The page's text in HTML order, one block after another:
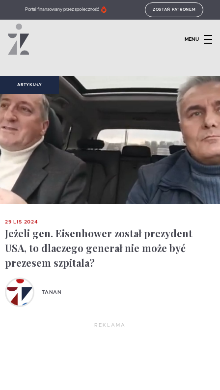
Portal finansowany przez społeczność ZOSTAŃ PATRONEM
MENU
ARTYKUŁY
29 LIS 2024
Jeżeli gen. Eisenhower został prezydent
USA, to dlaczego generał nie może być
prezesem szpitala?
TANAN
REKLAMA